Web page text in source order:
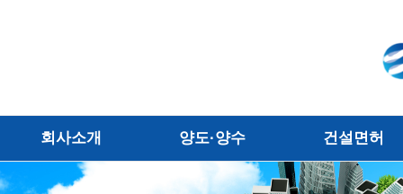
회사소개 양도·양수 건설면허